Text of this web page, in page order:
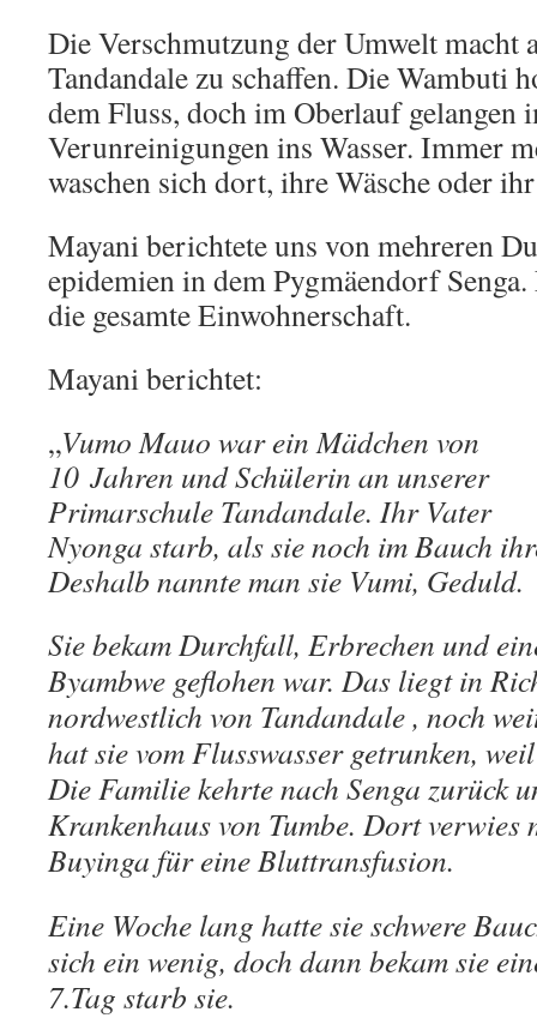
Die Verschmutzung der Umwelt macht
Tandandale zu schaffen. Die Wambuti
dem Fluss, doch im Oberlauf gelangen
Verunreini­gun­gen ins Wasser. Immer
waschen sich dort, ihre Wäsche oder
Mayani berichtete uns von meh­reren
epi­demien in dem Pygmäen­dorf
die gesamte Ein­woh­ner­schaft.
Mayani berichtet:
„Vumo Mauo war ein Mädchen von
10 Jahren und Schülerin an unserer
Primarschule Tandandale. Ihr Vater
Nyonga starb, als sie noch im Bauch
Deshalb nannte man sie Vumi, Geduld.
Sie bekam Durchfall, Erbrechen und
Byambwe geflohen war. Das liegt in
nordwestlich von Tandandale , noch
hat sie vom Flusswasser getrunken,
Die Familie kehrte nach Senga zurück
Kran­kenhaus von Tumbe. Dort verwies
Buyinga für eine Bluttransfusion.
Eine Woche lang hatte sie schwere
sich ein wenig, doch dann bekam sie
7.Tag starb sie.